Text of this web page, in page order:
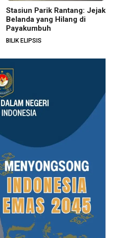
Stasiun Parik Rantang: Jejak
Belanda yang Hilang di
Payakumbuh
BILIK ELIPSIS